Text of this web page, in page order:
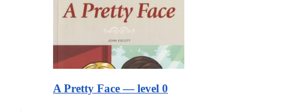
A Pretty Face — level 0